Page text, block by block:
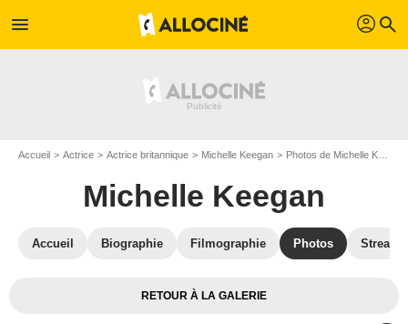
menu profil search
Accueil Actrice Actrice britannique Michelle Keegan Photos de Michelle Keegan
Michelle Keegan
Accueil Biographie Filmographie Photos
RETOUR À LA GALERIE